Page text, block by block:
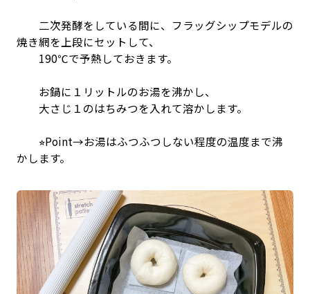
二次発酵をしている間に、フラッグシップモデルの
焼き網を上段にセットして、
190℃で予熱しておきます。
お鍋に１リットルのお湯を沸かし、
大さじ１のはちみつを入れて溶かします。
⭐︎Point→お湯はふつふつしない程度の温度まで沸
かします。